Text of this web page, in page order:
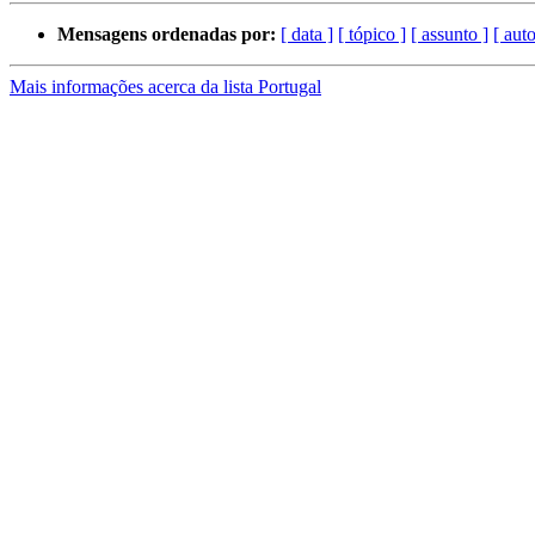
Mensagens ordenadas por: [ data ] [ tópico ] [ assunto ] [
Mais informações acerca da lista Portugal